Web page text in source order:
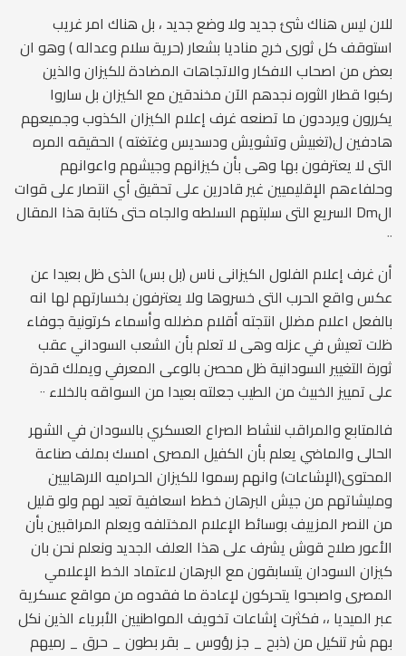
للان ليس هناك شئ جديد ولا وضع جديد ، بل هناك امر غريب
استوقف كل ثورى خرج مناديا بشعار (حرية سلام وعداله ) وهو ان
بعض من اصحاب الافكار والاتجاهات المضادة للكيزان والذين
ركبوا قطار الثوره نجدهم الآن مخندقين مع الكيزان بل ساروا
يكررون ويرددون ما تصنعه غرف إعلام الكيزان الكذوب وجميعهم
هادفين ل(تغبيش وتشويش ودسديس وغتغته ) الحقيقه المره
التى لا يعترفون بها وهى بأن كيزانهم وجيشهم واعوانهم
وحلفاءهم الإقليميين غير قادرين على تحقيق أي انتصار على قوات
الDm السريع التى سلبتهم السلطه والجاه حتى كتابة هذا المقال
٠٠
أن غرف إعلام الفلول الكيزانى ناس (بل بس) الذى ظل بعيدا عن
عكس واقع الحرب التى خسروها ولا يعترفون بخسارتهم لها انه
بالفعل اعلام مضلل انتجته أقلام مضلله وأسماء كرتونية جوفاء
ظلت تعيش في عزله وهى لا تعلم بأن الشعب السوداني عقب
ثورة التغيير السودانية ظل محصن بالوعى المعرفي ويملك قدرة
على تمييز الخبيث من الطيب جعلته بعيدا من السواقه بالخلاء ٠٠
فالمتابع والمراقب لنشاط الصراع العسكري بالسودان في الشهر
الحالى والماضي يعلم بأن الكفيل المصرى امسك بملف صناعة
المحتوى(الإشاعات) وانهم رسموا للكيزان الحراميه الارهابيين
ومليشاتهم من جيش البرهان خطط اسعافية تعيد لهم ولو قليل
من النصر المزييف بوسائط الإعلام المختلفه ويعلم المراقبين بأن
الأعور صلاح قوش يشرف على هذا العلف الجديد ونعلم نحن بان
كيزان السودان يتسابقون مع البرهان لاعتماد الخط الإعلامي
المصرى واصبحوا يتحركون لإعادة ما فقدوه من مواقع عسكرية
عبر الميديا ،، فكثرت إشاعات تخويف المواطنيين الأبرياء الذين نكل
بهم شر تنكيل من (ذبح _ جز رؤوس _ بقر بطون _ حرق _ رميهم